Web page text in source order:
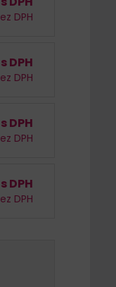
DPH
DPH
DPH
DPH
DPH
DPH
DPH